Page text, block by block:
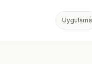
Uygulama